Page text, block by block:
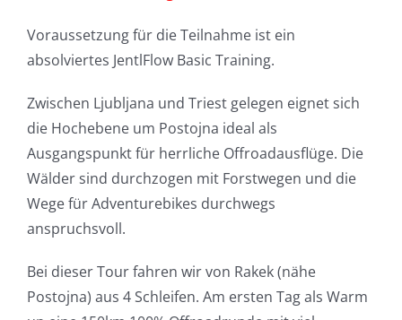
Voraussetzung für die Teilnahme ist ein
absolviertes JentlFlow Basic Training.
Zwischen Ljubljana und Triest gelegen eignet sich
die Hochebene um Postojna ideal als
Ausgangspunkt für herrliche Offroadausflüge. Die
Wälder sind durchzogen mit Forstwegen und die
Wege für Adventurebikes durchwegs
anspruchsvoll.
Bei dieser Tour fahren wir von Rakek (nähe
Postojna) aus 4 Schleifen. Am ersten Tag als Warm